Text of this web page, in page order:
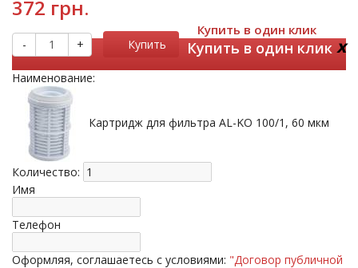
372 грн.
- + Купить
Купить в один клик
Купить в один клик x
Наименование:
Картридж для фильтра AL-KO 100/1, 60 мкм
Количество:
Имя
Телефон
Оформляя, соглашаетесь с условиями: "Договор публичной